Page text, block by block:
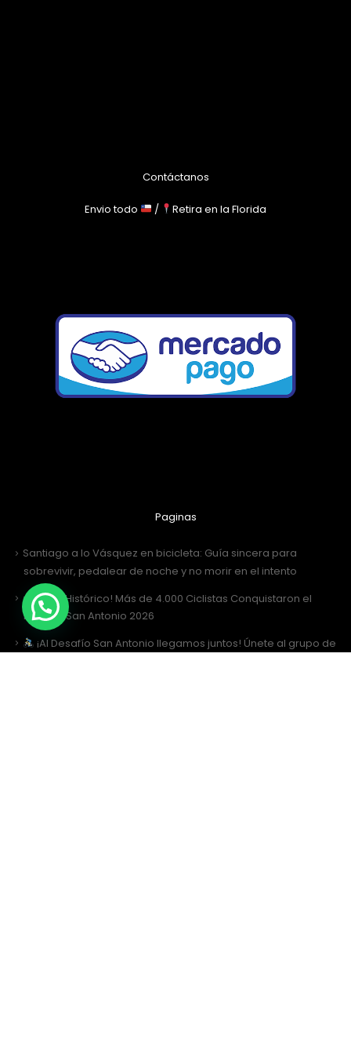
Contáctanos
Envio todo / Retira en la Florida
Paginas
Santiago a lo Vásquez en bicicleta: Guía sincera para
sobrevivir, pedalear de noche y no morir en el intento
¡Récord Histórico! Más de 4.000 Ciclistas Conquistaron el
Desafío San Antonio 2026
¡Al Desafío San Antonio llegamos juntos! Únete al grupo de